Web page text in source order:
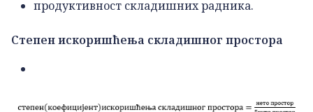
продуктивност складишних радника.
Степен искоришћења складишног простора